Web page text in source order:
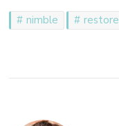
nimble restore